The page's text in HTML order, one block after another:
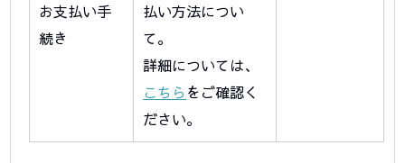
お支払い手
続き
払い方法につい
て。
詳細については、
こちら をご確認く
ださい。